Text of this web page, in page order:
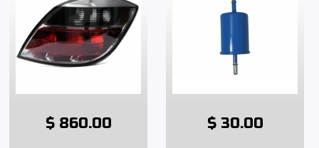
$ 860.00 $ 30.00